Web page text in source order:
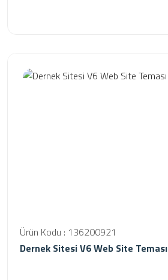
Ürün Kodu : 136200921
Dernek Sitesi V6 Web Site Teması